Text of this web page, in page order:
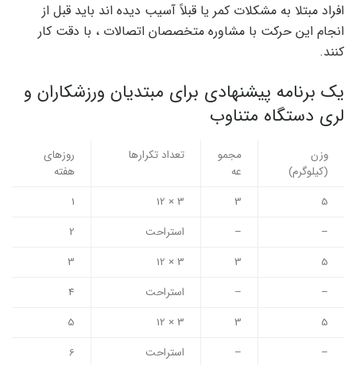
افراد مبتلا به مشکلات کمر یا قبلاً آسیب دیده اند باید قبل از
انجام این حرکت با مشاوره متخصصان اتصالات ، با دقت کار
کنند.
یک برنامه پیشنهادی برای مبتدیان ورزشکاران و
لری دستگاه متناوب
وزن
(کیلوگرم)
مجمو
عه
تعداد تکرارها
روزهای
هفته
5
3
3 × 12
1
–
– استراحت
2
5
3
3 × 12
3
–
– استراحت
4
5
3
3 × 12
5
–
– استراحت
6